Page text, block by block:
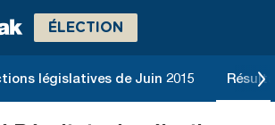
ÉLECTION
législatives de Juin 2015